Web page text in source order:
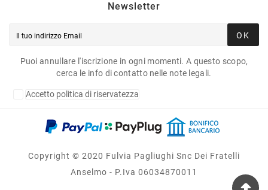
Newsletter
OK
Puoi annullare l'iscrizione in ogni momenti. A questo scopo,
cerca le info di contatto nelle note legali.
Accetto politica di riservatezza
Copyright © 2020 Fulvia Pagliughi Snc Dei Fratelli
Anselmo - P.Iva 06034870011